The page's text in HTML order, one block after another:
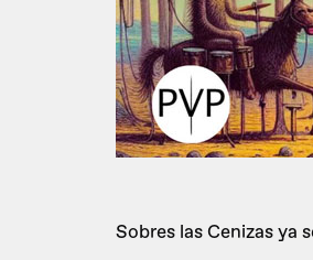
Sobres las Cenizas ya